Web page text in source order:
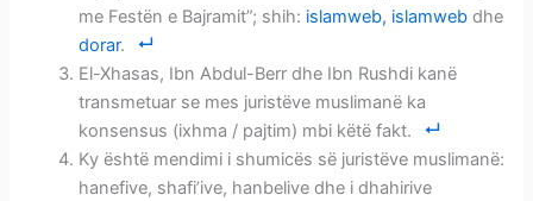
me Festën e Bajramit”; shih: islamweb, islamweb dhe
dorar.
El-Xhasas, Ibn Abdul-Berr dhe Ibn Rushdi kanë
transmetuar se mes juristëve muslimanë ka
konsensus (ixhma / pajtim) mbi këtë fakt.
Ky është mendimi i shumicës së juristëve muslimanë:
hanefive, shafi’ive, hanbelive dhe i dhahirive